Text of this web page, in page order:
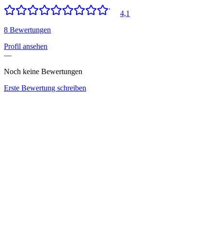
4,1
8 Bewertungen
Profil ansehen
—
Noch keine Bewertungen
Erste Bewertung schreiben